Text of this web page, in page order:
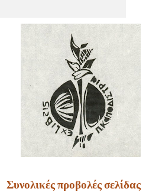
Συνολικές προβολές σελίδας